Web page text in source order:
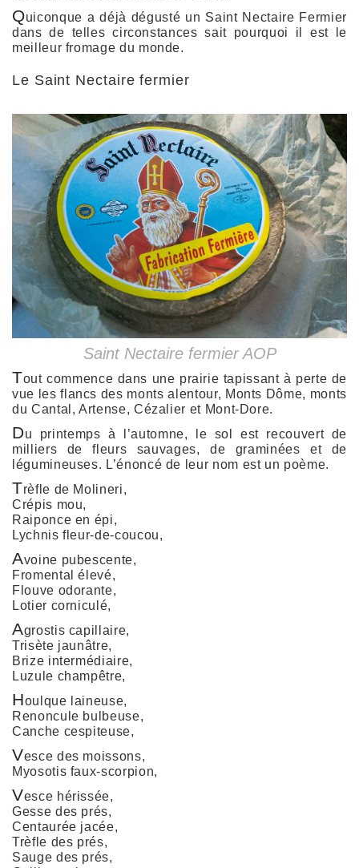
Quiconque a déjà dégusté un Saint Nectaire Fermier
dans de telles circonstances sait pourquoi il est le
meilleur fromage du monde.
Le Saint Nectaire fermier
Saint Nectaire fermier AOP
Tout commence dans une prairie tapissant à perte de
vue les flancs des monts alentour, Monts Dôme, monts
du Cantal, Artense, Cézalier et Mont-Dore.
Du printemps à l’automne, le sol est recouvert de
milliers de fleurs sauvages, de graminées et de
légumineuses. L’énoncé de leur nom est un poème.
Trèfle de Molineri,
Crépis mou,
Raiponce en épi,
Lychnis fleur-de-coucou,
Avoine pubescente,
Fromental élevé,
Flouve odorante,
Lotier corniculé,
Agrostis capillaire,
Trisète jaunâtre,
Brize intermédiaire,
Luzule champêtre,
Houlque laineuse,
Renoncule bulbeuse,
Canche cespiteuse,
Vesce des moissons,
Myosotis faux-scorpion,
Vesce hérissée,
Gesse des prés,
Centaurée jacée,
Trèfle des prés,
Sauge des prés,